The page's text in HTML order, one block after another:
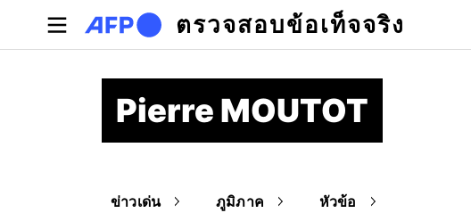
Skip to main content
ตรวจสอบข้อเท็จจริง
Pierre MOUTOT
ข่าวเด่น ภูมิภาค หัวข้อ